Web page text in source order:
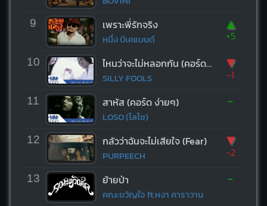
9 เพราะพี่รักจริง
หนึ่ง บีเคแบนด์
▲
+5
10 ไหนว่าจะไม่หลอกกัน (คอร์ด ง่ายๆ)
SILLY FOOLS
▼
-1
11 สาหัส (คอร์ด ง่ายๆ)
LOSO (โลโซ)
-
12 กลัวว่าฉันจะไม่เสียใจ (Fear)
PURPEECH
▼
-2
13 ย้ายป่า
คณะขวัญใจ ft.หงา คาราวาน
-